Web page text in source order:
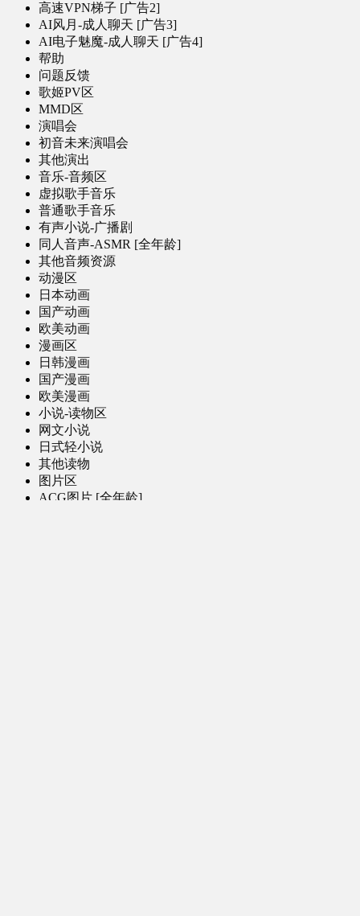
高速VPN梯子 [广告2]
AI风月-成人聊天 [广告3]
AI电子魅魔-成人聊天 [广告4]
帮助
问题反馈
歌姬PV区
MMD区
演唱会
初音未来演唱会
其他演出
音乐-音频区
虚拟歌手音乐
普通歌手音乐
有声小说-广播剧
同人音声-ASMR [全年龄]
其他音频资源
动漫区
日本动画
国产动画
欧美动画
漫画区
日韩漫画
国产漫画
欧美漫画
小说-读物区
网文小说
日式轻小说
其他读物
图片区
ACG图片 [全年龄]